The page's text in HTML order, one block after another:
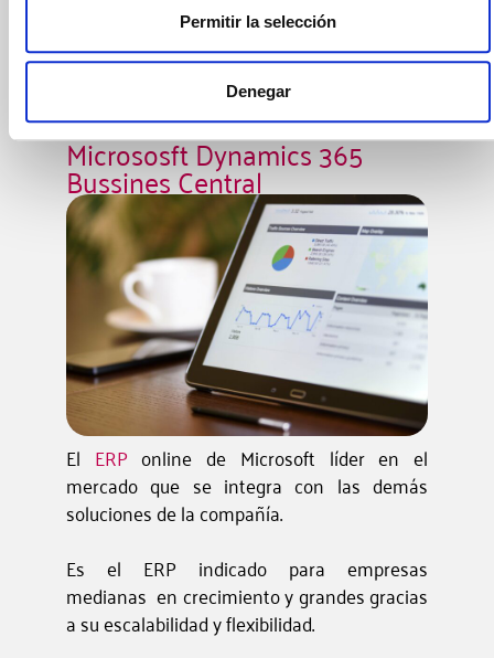
Permitir la selección
Denegar
¿Qué soluciones te ofrecemos?
Micrososft Dynamics 365
Bussines Central
El ERP online de Microsoft líder en el
mercado que se integra con las demás
soluciones de la compañía.
Es el ERP indicado para empresas
medianas en crecimiento y grandes gracias
a su escalabilidad y flexibilidad.